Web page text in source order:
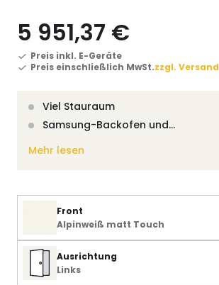
5 951,37 €
Preis inkl. E-Geräte
Preis einschließlich MwSt.zzgl. Versand
Viel Stauraum
Samsung-Backofen und…
Mehr lesen
Front
Alpinweiß matt Touch
Ausrichtung
Links